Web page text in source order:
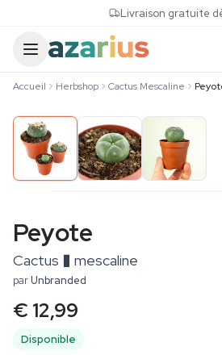
Livraison gratuite
Accueil Herbshop Cactus Mescaline
Peyote
Cactus � mescaline
parUnbranded
€ 12,99
Disponible